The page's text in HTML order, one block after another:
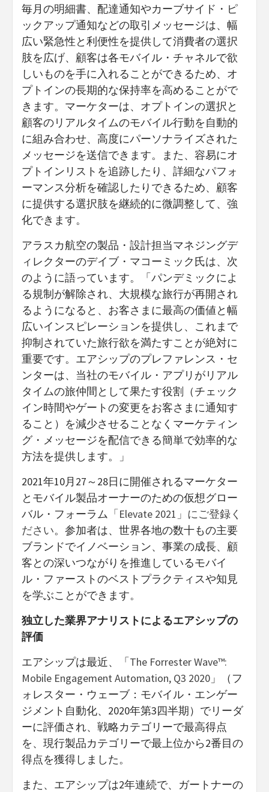
毎月の明細書、配達通知やカーブサイド・ピ
ックアップ通知などの取引メッセージは、幅
広い緊急性と利便性を提供して消費者の選択
肢を広げ、顧客は各モバイル・チャネルで欲
しいものを手に入れることができるため、オ
プトインの長期的な保持率を高めることがで
きます。マーケターは、オプトインの選択と
顧客のリアルタイムのモバイル行動を自動的
に組み合わせ、高度にパーソナライズされた
メッセージを送信できます。また、容易にオ
プトインリストを追跡したり、詳細なパフォ
ーマンス分析を確認したりできるため、顧客
に提供する選択肢を継続的に微調整して、強
化できます。
アラスカ航空の製品・設計担当マネジングデ
ィレクターのデイブ・マコーミック氏は、次
のように語っています。「パンデミックによ
る規制が解除され、大規模な旅行が再開され
るようになると、お客さまに最高の価値と幅
広いインスピレーションを提供し、これまで
抑制されていた旅行欲を満たすことが絶対に
重要です。エアシップのプレファレンス・セ
ンターは、当社のモバイル・アプリがリアル
タイムの旅仲間として果たす役割（チェック
イン時間やゲートの変更をお客さまに通知す
ること）を減少させることなくマーケティン
グ・メッセージを配信できる簡単で効率的な
方法を提供します。」
2021年10月27～28日に開催されるマーケター
とモバイル製品オーナーのための仮想グロー
バル・フォーラム 「Elevate 2021」にご登録く
ださい。参加者は、世界各地の数十もの主要
ブランドでイノベーション、事業の成長、顧
客との深いつながりを推進しているモバイ
ル・ファーストのベストプラクティスや知見
を学ぶことができます。
独立した業界アナリストによるエアシップの
評価
エアシップは最近、「The Forrester Wave™:
Mobile Engagement Automation, Q3 2020 」（フ
ォレスター・ウェーブ：モバイル・エンゲー
ジメント自動化、2020年第3四半期）でリーダ
ーに評価され、戦略カテゴリーで最高得点
を、現行製品カテゴリーで最上位から2番目の
得点を獲得しました。
また、エアシップは2年連続で、ガートナーの